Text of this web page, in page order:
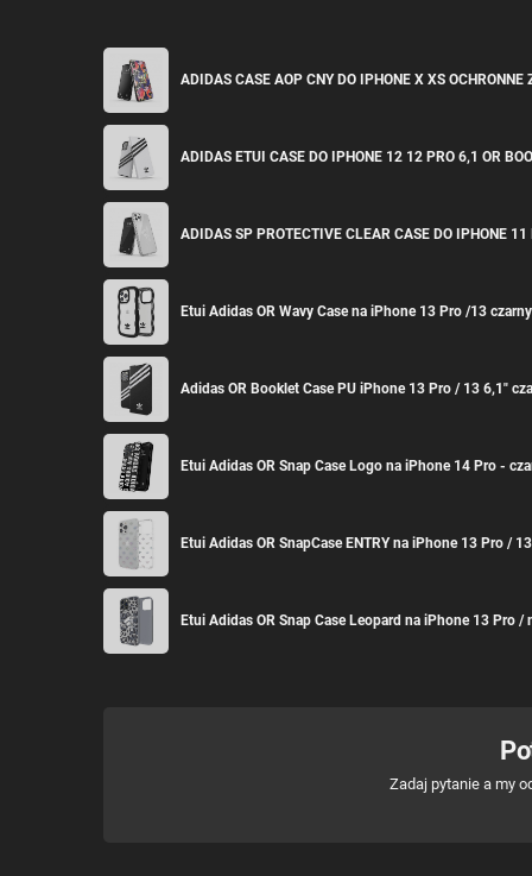
ADIDAS CASE AOP CNY DO IPHONE X XS
ADIDAS ETUI CASE DO IPHONE 12 12 PRO 6,1 OR
ADIDAS SP PROTECTIVE CLEAR CASE DO IPHONE
Etui Adidas OR Wavy Case na iPhone 13 Pro /13
Adidas OR Booklet Case PU iPhone 13 Pro / 13 6,1"
Etui Adidas OR Snap Case Logo na iPhone 14 Pro -
Etui Adidas OR SnapCase ENTRY na iPhone 13 Pro /
Etui Adidas OR Snap Case Leopard na iPhone 13 Pro /
Zadaj pytanie a my